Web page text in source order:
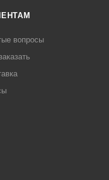
вопросы